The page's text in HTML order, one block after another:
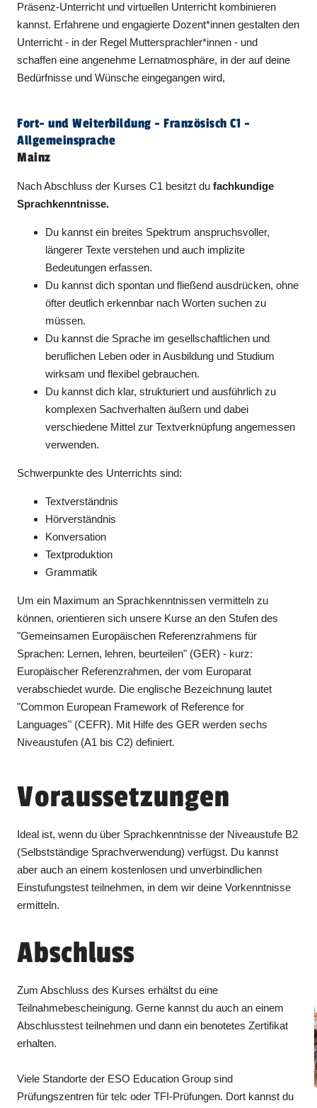
Präsenz-Unterricht und virtuellen Unterricht kombinieren
kannst. Erfahrene und engagierte Dozent*innen gestalten den
Unterricht - in der Regel Muttersprachler*innen - und
schaffen eine angenehme Lernatmosphäre, in der auf deine
Bedürfnisse und Wünsche eingegangen wird,
Fort- und Weiterbildung - Französisch C1 -
Allgemeinsprache
Mainz
Nach Abschluss der Kurses C1 besitzt dufachkundige
Sprachkenntnisse.
Du kannst ein breites Spektrum anspruchsvoller,
längerer Texte verstehen und auch implizite
Bedeutungen erfassen.
Du kannst dich spontan und fließend ausdrücken, ohne
öfter deutlich erkennbar nach Worten suchen zu
müssen.
Du kannst die Sprache im gesellschaftlichen und
beruflichen Leben oder in Ausbildung und Studium
wirksam und flexibel gebrauchen.
Du kannst dich klar, strukturiert und ausführlich zu
komplexen Sachverhalten äußern und dabei
verschiedene Mittel zur Textverknüpfung angemessen
verwenden.
Schwerpunkte des Unterrichts sind:
Textverständnis
Hörverständnis
Konversation
Textproduktion
Grammatik
Um ein Maximum an Sprachkenntnissen vermitteln zu
können, orientieren sich unsere Kurse an den Stufen des
"Gemeinsamen Europäischen Referenzrahmens für
Sprachen: Lernen, lehren, beurteilen" (GER) - kurz:
Europäischer Referenzrahmen, der vom Europarat
verabschiedet wurde. Die englische Bezeichnung lautet
"Common European Framework of Reference for
Languages" (CEFR). Mit Hilfe des GER werden sechs
Niveaustufen (A1 bis C2) definiert.
Voraussetzungen
Ideal ist, wenn du über Sprachkenntnisse der Niveaustufe B2
(Selbstständige Sprachverwendung) verfügst. Du kannst
aber auch an einem kostenlosen und unverbindlichen
Einstufungstest teilnehmen, in dem wir deine Vorkenntnisse
ermitteln.
Abschluss
Zum Abschluss des Kurses erhältst du eine
Teilnahmebescheinigung. Gerne kannst du auch an einem
Abschlusstest teilnehmen und dann ein benotetes Zertifikat
erhalten.
Viele Standorte der ESO Education Group sind
Prüfungszentren für telc oder TFI-Prüfungen. Dort kannst du